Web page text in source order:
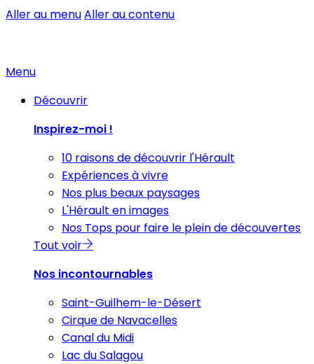
Aller au menuAller au contenu
Menu
Découvrir
Inspirez-moi !
10 raisons de découvrir l'Hérault
Expériences à vivre
Nos plus beaux paysages
L'Hérault en images
Nos Tops pour faire le plein de découvertes
Tout voir
Nos incontournables
Saint-Guilhem-le-Désert
Cirque de Navacelles
Canal du Midi
Lac du Salagou